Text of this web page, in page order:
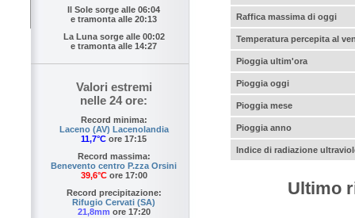
Il Sole sorge alle 06:04
e tramonta alle 20:13
La Luna sorge alle 00:02
e tramonta alle 14:27
Valori estremi
nelle 24 ore:
Record minima:
Laceno (AV) Lacenolandia
11,7°C ore 17:15
Record massima:
Benevento centro P.zza Orsini
39,6°Core 17:00
Record precipitazione:
Rifugio Cervati (SA)
21,8mm ore 17:20
Raffica massima di oggi
Temperatura percepita al
Pioggia ultim'ora
Pioggia oggi
Pioggia mese
Pioggia anno
Indice di radiazione
Ultimo